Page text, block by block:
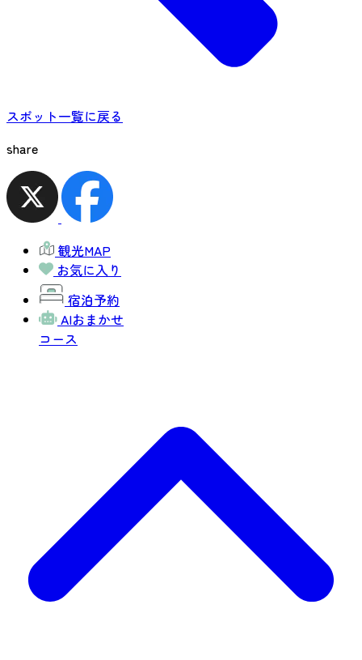
スポット一覧に戻る
share
観光MAP
お気に入り
宿泊予約
AIおまかせ
コース